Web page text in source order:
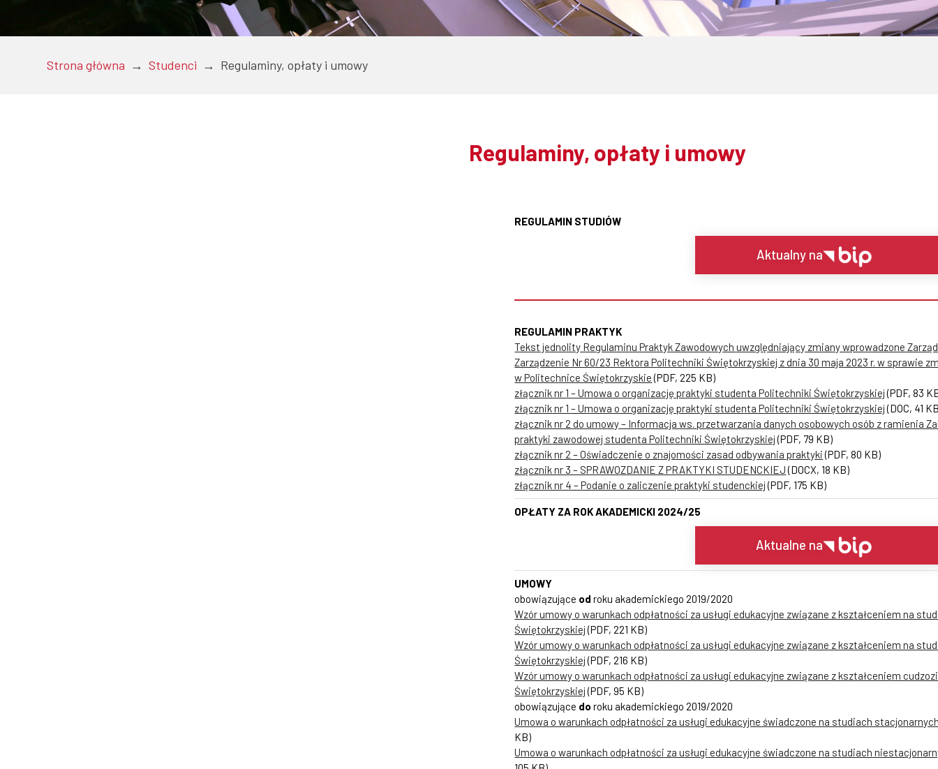
Strona główna → Studenci → Regulaminy, opłaty i umowy
Regulaminy, opłaty i umowy
REGULAMIN STUDIÓW
Aktualny na
REGULAMIN PRAKTYK
Tekst jednolity Regulaminu Praktyk Zawodowych uwzględniający zmiany wprowadzone
Zarządzenie Nr 60/23 Rektora Politechniki Świętokrzyskiej z dnia 30 maja 2023 r. w sprawie
w Politechnice Świętokrzyskie(PDF, 225 KB)
złącznik nr 1 – Umowa o organizację praktyki studenta Politechniki Świętokrzyskiej(PDF, 83
złącznik nr 1 – Umowa o organizację praktyki studenta Politechniki Świętokrzyskiej(DOC, 41
złącznik nr 2 do umowy – Informacja ws. przetwarzania danych osobowych osób z ramienia
praktyki zawodowej studenta Politechniki Świętokrzyskiej(PDF, 79 KB)
złącznik nr 2 – Oświadczenie o znajomości zasad odbywania praktyki(PDF, 80 KB)
złącznik nr 3 – SPRAWOZDANIE Z PRAKTYKI STUDENCKIEJ(DOCX, 18 KB)
złącznik nr 4 – Podanie o zaliczenie praktyki studenckiej(PDF, 175 KB)
OPŁATY ZA ROK AKADEMICKI 2024/25
Aktualne na
UMOWY
obowiązujące od roku akademickiego 2019/2020
Wzór umowy o warunkach odpłatności za usługi edukacyjne związane z kształceniem na
Świętokrzyskiej(PDF, 221 KB)
Wzór umowy o warunkach odpłatności za usługi edukacyjne związane z kształceniem na
Świętokrzyskiej(PDF, 216 KB)
Wzór umowy o warunkach odpłatności za usługi edukacyjne związane z kształceniem
Świętokrzyskiej(PDF, 95 KB)
obowiązujące do roku akademickiego 2019/2020
Umowa o warunkach odpłatności za usługi edukacyjne świadczone na studiach
KB)
Umowa o warunkach odpłatności za usługi edukacyjne świadczone na studiach
Doktoranci